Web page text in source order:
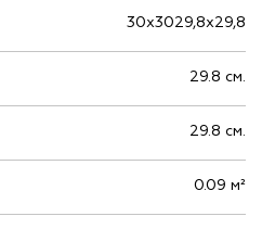
30х3029,8х29,8
29.8 см.
29.8 см.
0.09 м²